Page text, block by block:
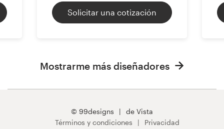
Solicitar una cotización
Mostrarme más diseñadores
© 99designs
de Vista
Términos y condiciones
Privacidad